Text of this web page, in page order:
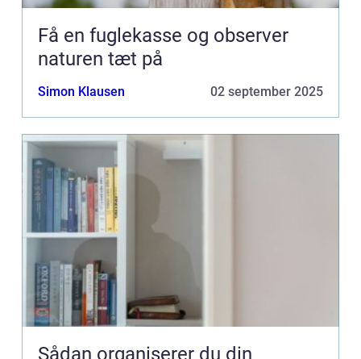
Få en fuglekasse og observer
naturen tæt på
Simon Klausen 02 september 2025
Sådan organiserer du din